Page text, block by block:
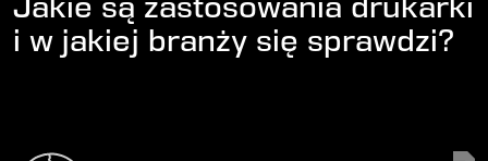
i w jakiej branży się sprawdzi?